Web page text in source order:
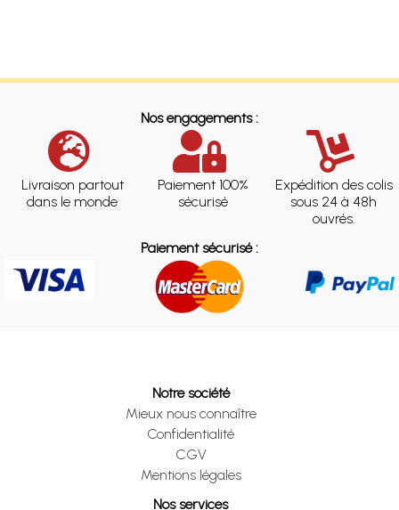
Nos engagements :
Livraison partout
dans le monde
Paiement 100%
sécurisé
Expédition des colis
sous 24 à 48h
ouvrés.
Paiement sécurisé :
Notre société
Mieux nous connaître
Confidentialité
CGV
Mentions légales
Nos services